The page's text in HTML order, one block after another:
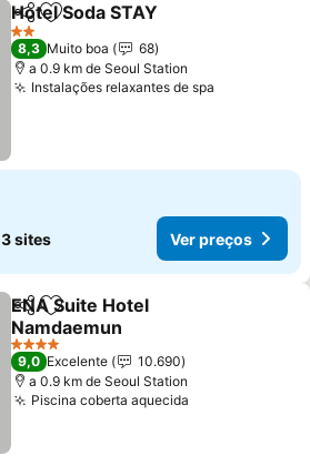
PartilharAdicionar aos favoritos
Hotel Soda STAY
2 Estrelas
8,3 Muito boa
68
a 0.9 km de Seoul Station
Instalações relaxantes de spa
3 sites Ver preços
PartilharAdicionar aos favoritos
ENA Suite Hotel
Namdaemun
4 Estrelas
9,0 Excelente
10.690
a 0.9 km de Seoul Station
Piscina coberta aquecida